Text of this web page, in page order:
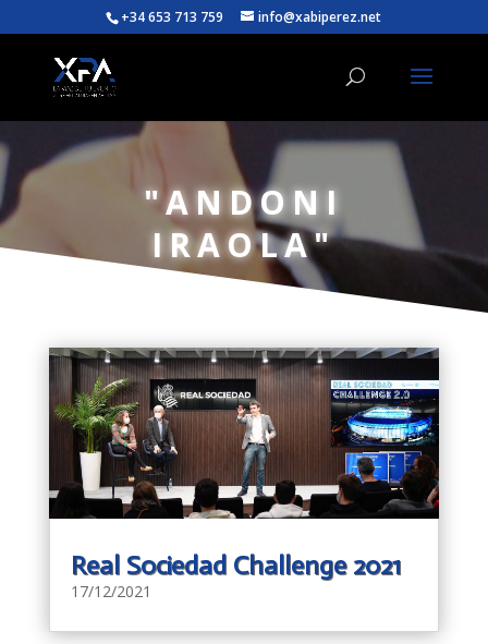
+34 653 713 759 info@xabiperez.net
"ANDONI
IRAOLA"
Real Sociedad Challenge 2021
17/12/2021